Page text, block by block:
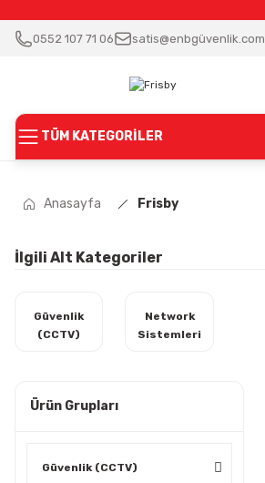
0552 107 71 06 satis@enbgüvenlik.com
TÜM KATEGORİLER
Anasayfa Frisby
İlgili Alt Kategoriler
Güvenlik
(CCTV)
Network
Sistemleri
Ürün Grupları
Güvenlik (CCTV)